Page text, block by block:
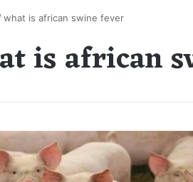
what is african swine fever
is african